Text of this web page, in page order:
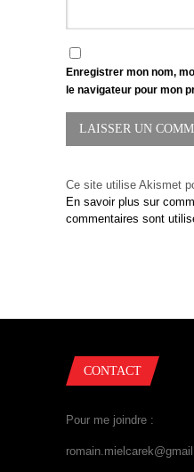
Enregistrer mon nom,
le navigateur pour mon
Ce site utilise Akismet
En savoir plus sur
commentaires sont
CONTACT
Pour me joindre :